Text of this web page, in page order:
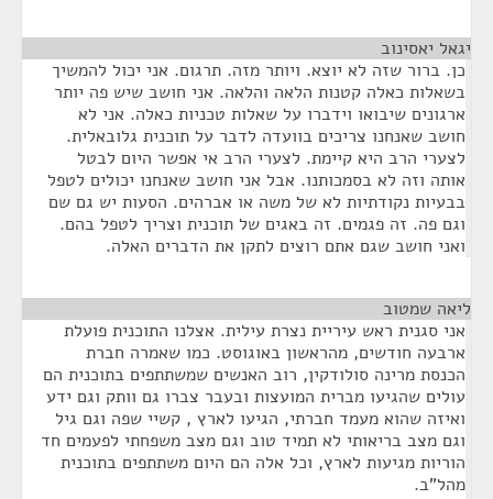
יגאל יאסינוב
כן. ברור שזה לא יוצא. ויותר מזה. תרגום. אני יכול להמשיך
בשאלות כאלה קטנות הלאה והלאה. אני חושב שיש פה יותר
ארגונים שיבואו וידברו על שאלות טכניות כאלה. אני לא
חושב שאנחנו צריכים בוועדה לדבר על תוכנית גלובאלית.
לצערי הרב היא קיימת. לצערי הרב אי אפשר היום לבטל
אותה וזה לא בסמכותנו. אבל אני חושב שאנחנו יכולים לטפל
בבעיות נקודתיות לא של משה או אברהים. הסעות יש גם שם
וגם פה. זה פגמים. זה באגים של תוכנית וצריך לטפל בהם.
ואני חושב שגם אתם רוצים לתקן את הדברים האלה.
ליאה שמטוב
אני סגנית ראש עיריית נצרת עילית. אצלנו התוכנית פועלת
ארבעה חודשים, מהראשון באוגוסט. כמו שאמרה חברת
הכנסת מרינה סולודקין, רוב האנשים שמשתתפים בתוכנית הם
עולים שהגיעו מברית המועצות ובעבר צברו גם וותק וגם ידע
ואיזה שהוא מעמד חברתי, הגיעו לארץ , קשיי שפה וגם גיל
וגם מצב בריאותי לא תמיד טוב וגם מצב משפחתי לפעמים חד
הוריות מגיעות לארץ, וכל אלה הם היום משתתפים בתוכנית
מהל"ב.